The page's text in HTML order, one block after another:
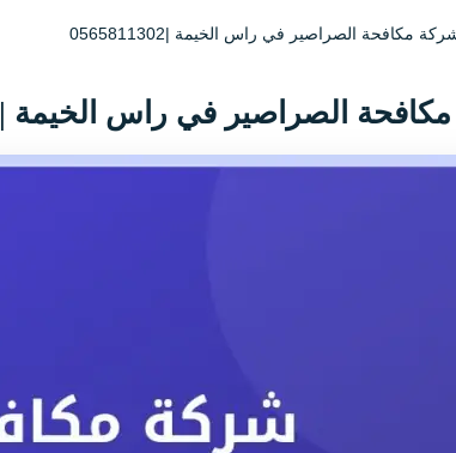
مكافحة الصراصير في راس الخيمة |0565811302
الصراصير في راس الخيمة |0565811302